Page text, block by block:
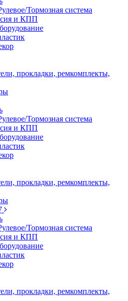
Тормозная система
и КПП
прокладки, ремкомплекты,
Тормозная система
и КПП
прокладки, ремкомплекты,
Тормозная система
и КПП
прокладки, ремкомплекты,